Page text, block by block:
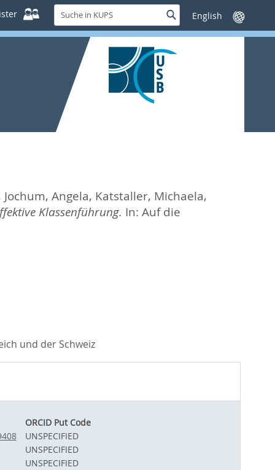
Suche
in
KUPS
SucheSprache
wechseln
Jochum, Angela, Katstaller, Michaela,
Klassenführung. In: Auf die
und der Schweiz
ORCID Put Code
UNSPECIFIED
UNSPECIFIED
UNSPECIFIED